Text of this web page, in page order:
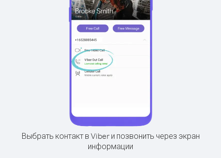
Выбрать контакт в Viber и позвонить через экран
информации